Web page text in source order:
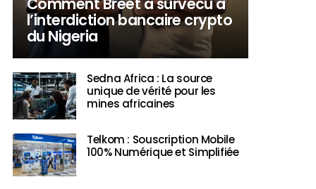
l’interdiction bancaire crypto
du Nigeria
Sedna Africa : La source
unique de vérité pour les
mines africaines
Telkom : Souscription Mobile
100% Numérique et Simplifiée